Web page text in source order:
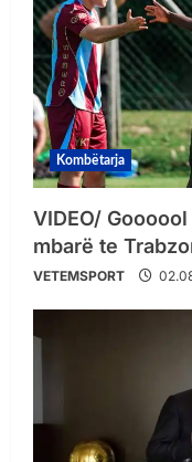
Kombëtarja
VIDEO/
mbarë te
VETEMSPORT